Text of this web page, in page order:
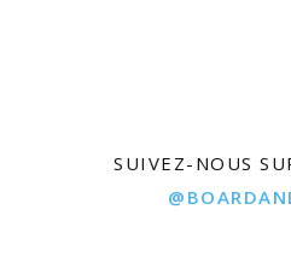
SUIVEZ-NOUS